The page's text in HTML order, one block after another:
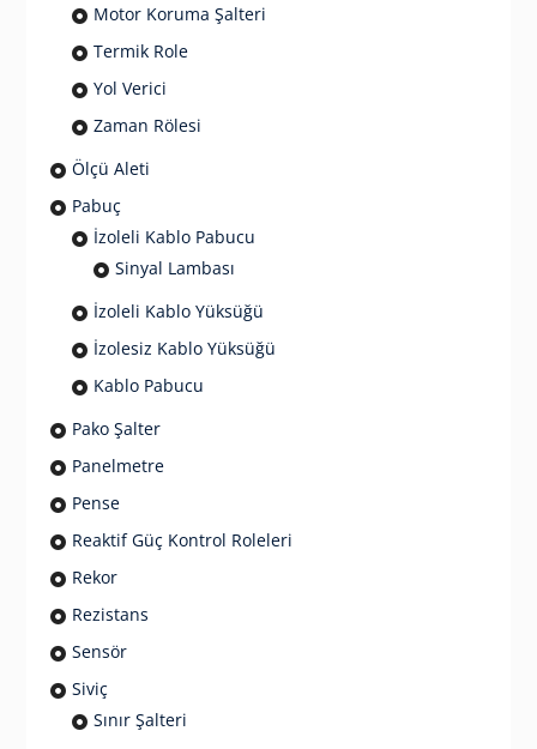
Motor Koruma Şalteri
Termik Role
Yol Verici
Zaman Rölesi
Ölçü Aleti
Pabuç
İzoleli Kablo Pabucu
Sinyal Lambası
İzoleli Kablo Yüksüğü
İzolesiz Kablo Yüksüğü
Kablo Pabucu
Pako Şalter
Panelmetre
Pense
Reaktif Güç Kontrol Roleleri
Rekor
Rezistans
Sensör
Siviç
Sınır Şalteri